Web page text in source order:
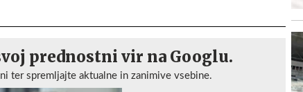
prednostni vir na Googlu.
ter spremljajte aktualne in zanimive vsebine.